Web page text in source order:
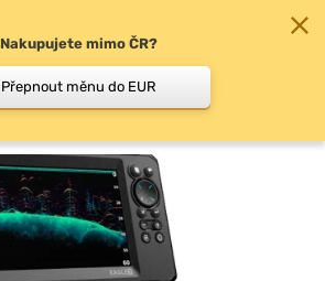
Nakupujete mimo ČR?
Přepnout měnu do EUR